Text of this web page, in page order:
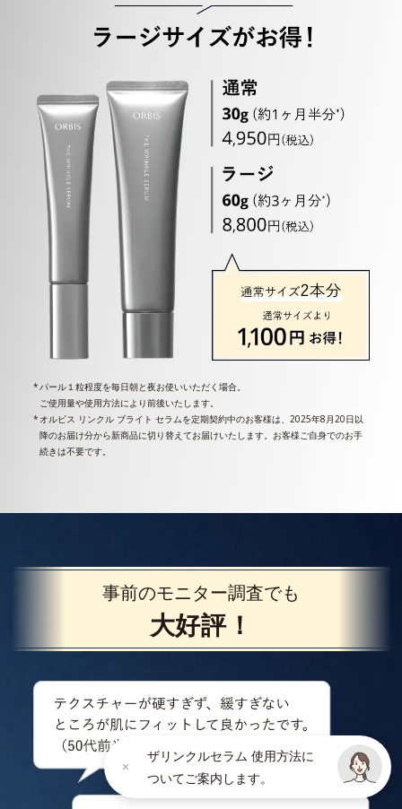
パール１粒程度を毎日朝と夜お使いいただく場合。
ご使用量や使用方法により前後いたします。
オルビス リンクル ブライト セラムを定期契約中のお客様は、2025年8月20日以
降のお届け分から新商品に切り替えてお届けいたします。お客様ご自身でのお手
続きは不要です。
事前のモニター調査でも
大好評！
ザリンクルセラム 使用方法に
ついてご案内します。